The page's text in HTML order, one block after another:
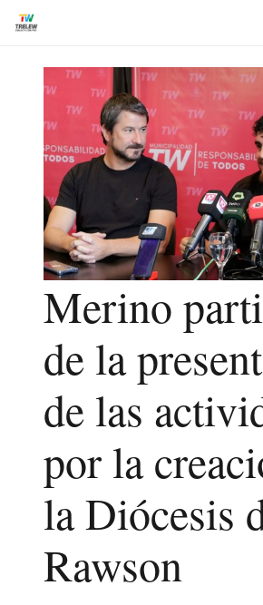
Merino
de la
de las
por la
la Diócesis
Rawson